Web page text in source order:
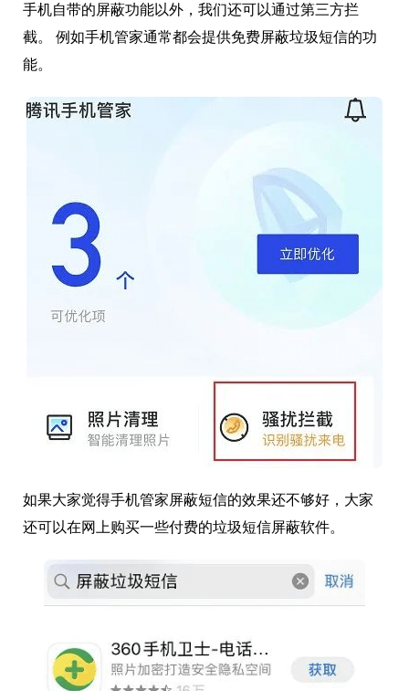
手机自带的屏蔽功能以外，我们还可以通过第三方拦
截。 例如手机管家通常都会提供免费屏蔽垃圾短信的功
能。
如果大家觉得手机管家屏蔽短信的效果还不够好，大家
还可以在网上购买一些付费的垃圾短信屏蔽软件。